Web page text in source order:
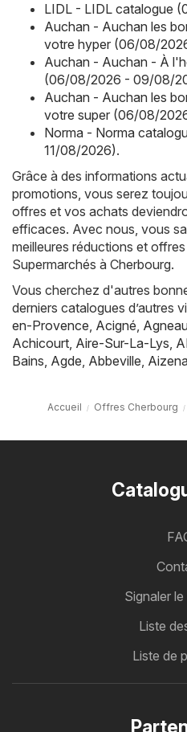
LIDL - LIDL catalogue
Auchan - Auchan les
votre hyper (06/08/
Auchan - Auchan - À
(06/08/2026 - 09/08/
Auchan - Auchan les
votre super (06/08/
Norma - Norma
11/08/2026).
Grâce à des informations
promotions, vous serez
offres et vos achats
efficaces. Avec nous, vous
meilleures réductions et
Supermarchés à Cherbourg.
Vous cherchez d'autres
derniers catalogues d’autres
en-Provence, Acigné,
Achicourt, Aire-Sur-La-Lys,
Bains, Agde, Abbeville,
Accueil Offres Cherbourg
Signaler
Liste
Liste de